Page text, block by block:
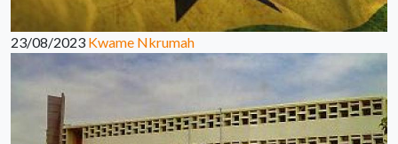
23/08/2023 Kwame Nkrumah